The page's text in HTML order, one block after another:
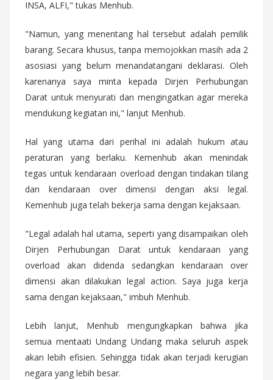
INSA, ALFI," tukas Menhub.
"Namun, yang menentang hal tersebut adalah pemilik
barang. Secara khusus, tanpa memojokkan masih ada 2
asosiasi yang belum menandatangani deklarasi. Oleh
karenanya saya minta kepada Dirjen Perhubungan
Darat untuk menyurati dan mengingatkan agar mereka
mendukung kegiatan ini," lanjut Menhub.
Hal yang utama dari perihal ini adalah hukum atau
peraturan yang berlaku. Kemenhub akan menindak
tegas untuk kendaraan overload dengan tindakan tilang
dan kendaraan over dimensi dengan aksi legal.
Kemenhub juga telah bekerja sama dengan kejaksaan.
"Legal adalah hal utama, seperti yang disampaikan oleh
Dirjen Perhubungan Darat untuk kendaraan yang
overload akan didenda sedangkan kendaraan over
dimensi akan dilakukan legal action. Saya juga kerja
sama dengan kejaksaan," imbuh Menhub.
Lebih lanjut, Menhub mengungkapkan bahwa jika
semua mentaati Undang Undang maka seluruh aspek
akan lebih efisien. Sehingga tidak akan terjadi kerugian
negara yang lebih besar.